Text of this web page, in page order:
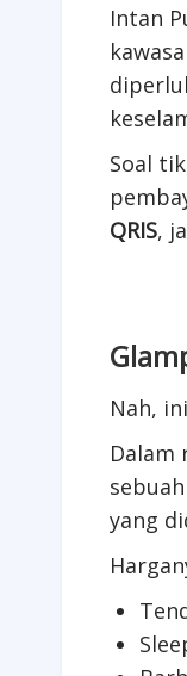
Intan
Soal
QRIS,
Nah,
Dalam
yang